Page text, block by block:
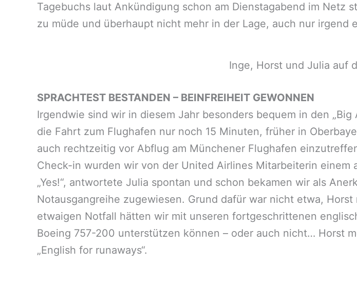
Tagebuchs laut Ankündigung schon am Dienstagabend im Netz
zu müde und überhaupt nicht mehr in der Lage, auch nur irgend
Inge, Horst und Julia auf
SPRACHTEST BESTANDEN – BEINFREIHEIT GEWONNEN
Irgendwie sind wir in diesem Jahr besonders bequem in den
die Fahrt zum Flughafen nur noch 15 Minuten, früher in
auch rechtzeitig vor Abflug am Münchener Flughafen
Check-in wurden wir von der United Airlines Mitarbeiterin einem
„Yes!“, antwortete Julia spontan und schon bekamen wir als
Notausgangreihe zugewiesen. Grund dafür war nicht etwa,
etwaigen Notfall hätten wir mit unseren fortgeschrittenen
Boeing 757-200 unterstützen können – oder auch nicht… Horst
„English for runaways“.